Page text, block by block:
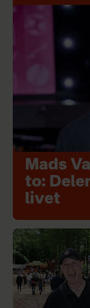
Mads
to:
livet